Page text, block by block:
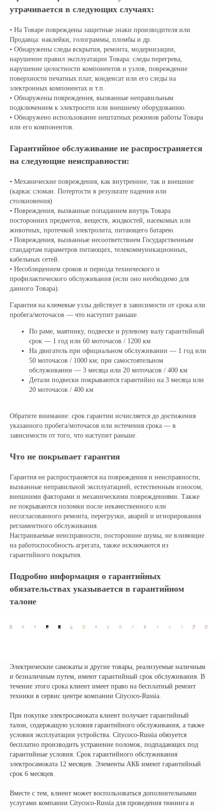
утрачивается в следующих случаях:
• На Товаре повреждены защитные знаки производителя или
Продавца: наклейки, голограммы, пломбы и др.
• Обнаружены следы вскрытия, ремонта, модернизации,
нарушение правил эксплуатации Товара: следы перегрева,
нарушение целостности компонентов и узлов, повреждение
поверхности печатных плат, конденсат или его следы на
электронных компонентах и т.п.
• Обнаружены повреждения, вызванные неправильным
подключением к электросети или внешнему оборудованию.
• Обнаружено использование нештатных режимов работы Товара
или его компонентов.
Гарантийное обслуживание не распространяется
на следующие неисправности:
• Механические повреждения, как внутренние, так и внешние
(каркас сломан. Потертости в результате падения или
столкновения)
• Повреждения, вызванные попаданием внутрь Товара
посторонних предметов, веществ, жидкостей, насекомых или
животных, протечкой электролита, питающего батарею.
• Повреждения, вызванные несоответствием Государственным
стандартам параметров питающих, телекоммуникационных,
кабельных сетей.
• Несоблюдением сроков и периода технического и
профилактического обслуживания (если оно необходимо для
данного Товара).
Гарантия на ключевые узлы действует в зависимости от срока или
пробега/моточасов — что наступит раньше.
По раме, маятнику, подвеске и рулевому валу гарантийный
срок — 1 год или 60 моточасов / 1200 км
На двигатель при официальном обслуживании — 1 год или
50 моточасов / 1000 км; при самостоятельном
обслуживании — 3 месяца или 20 моточасов / 400 км
Детали подвески покрываются гарантийно на 3 месяца или
20 моточасов / 400 км
Обратите внимание: срок гарантии исчисляется до достижения
указанного пробега/моточасов или истечения срока — в
зависимости от того, что наступит раньше.
Что не покрывает гарантия
Гарантия не распространяется на повреждения и неисправности,
вызванные неправильной эксплуатацией, естественным износом,
внешними факторами и механическими повреждениями. Также
не покрываются поломки после некачественного или
несогласованного ремонта, перегрузки, аварий и игнорирования
регламентного обслуживания.
Настраиваемые неисправности, посторонние шумы, не влияющие
на работоспособность агрегата, также исключаются из
гарантийного покрытия.
Подробно информация о гарантийных
обязательствах указывается в гарантийном
талоне
Электрические самокаты и другие товары, реализуемые наличным
и безналичным путем, имеют гарантийный срок обслуживания. В
течение этого срока клиент имеет право на бесплатный ремонт
техники в сервис центре компании Citycoco-Russia.
При покупке электросамоката клиент получает гарантийный
талон, содержащую условия гарантийного обслуживания, а также
условия эксплуатации устройства. Citycoco-Russia обязуется
бесплатно производить устранение поломок, подпадающих под
гарантийные условия. Срок гарантийного обслуживания
электросамоката 12 месяцев. Элементы АКБ имеют гарантийный
срок 6 месяцев.
Вместе с тем, клиент может воспользоваться дополнительными
услугами компании Citycoco-Russia для проведения тюнинга и